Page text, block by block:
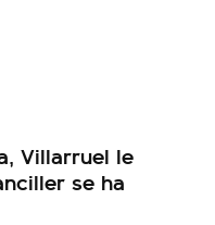
Villarruel le
se ha